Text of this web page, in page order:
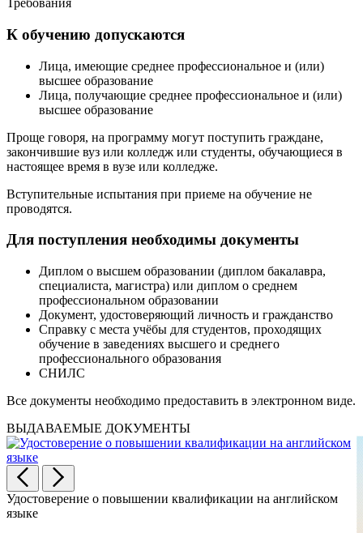
Требования
К обучению допускаются
Лица, имеющие среднее профессиональное и (или)
высшее образование
Лица, получающие среднее профессиональное и (или)
высшее образование
Проще говоря, на программу могут поступить граждане,
закончившие вуз или колледж или студенты, обучающиеся в
настоящее время в вузе или колледже.
Вступительные испытания при приеме на обучение не
проводятся.
Для поступления необходимы документы
Диплом о высшем образовании (диплом бакалавра,
специалиста, магистра) или диплом о среднем
профессиональном образовании
Документ, удостоверяющий личность и гражданство
Справку с места учёбы для студентов, проходящих
обучение в заведениях высшего и среднего
профессионального образования
СНИЛС
Все документы необходимо предоставить в электронном виде.
ВЫДАВАЕМЫЕ ДОКУМЕНТЫ
Удостоверение о повышении квалификации на английском
языке